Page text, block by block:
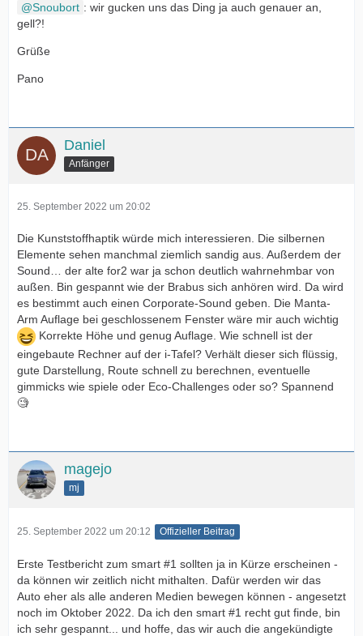
Snoubort : wir gucken uns das Ding ja auch genauer an,
gell?!
Grüße
Pano
Daniel
Anfänger
25. September 2022 um 20:02
Die Kunststoffhaptik würde mich interessieren. Die silbernen
Elemente sehen manchmal ziemlich sandig aus. Außerdem der
Sound… der alte for2 war ja schon deutlich wahrnehmbar von
außen. Bin gespannt wie der Brabus sich anhören wird. Da wird
es bestimmt auch einen Corporate-Sound geben. Die Manta-
Arm Auflage bei geschlossenem Fenster wäre mir auch wichtig
Korrekte Höhe und genug Auflage. Wie schnell ist der
eingebaute Rechner auf der i-Tafel? Verhält dieser sich flüssig,
gute Darstellung, Route schnell zu berechnen, eventuelle
gimmicks wie spiele oder Eco-Challenges oder so? Spannend
🧐
magejo
mj
25. September 2022 um 20:12 Offizieller Beitrag
Erste Testbericht zum smart #1 sollten ja in Kürze erscheinen -
da können wir zeitlich nicht mithalten. Dafür werden wir das
Auto eher als alle anderen Medien bewegen können - angesetzt
noch im Oktober 2022. Da ich den smart #1 recht gut finde, bin
ich sehr gespannt... und hoffe, das wir auch die angekündigte